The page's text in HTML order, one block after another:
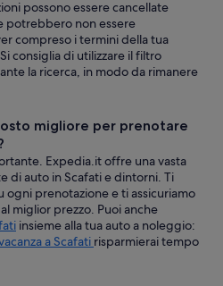
possono essere cancellate
potrebbero non essere
compreso i termini della tua
consiglia di utilizzare il filtro
la ricerca, in modo da rimanere
migliore per prenotare
Expedia.it offre una vasta
di auto in Scafati e dintorni. Ti
ogni prenotazione e ti assicuriamo
miglior prezzo. Puoi anche
insieme alla tua auto a noleggio:
a Scafati risparmierai tempo